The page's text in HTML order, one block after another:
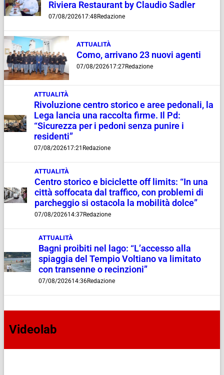
Riviera Restaurant by Claudio Sadler
07/08/202617:48Redazione
ATTUALITÀ
Como, arrivano 23 nuovi agenti
07/08/202617:27Redazione
ATTUALITÀ
Rivoluzione centro storico e aree pedonali, la
Lega lancia una raccolta firme. Il Pd:
“Sicurezza per i pedoni senza punire i
residenti”
07/08/202617:21 Redazione
ATTUALITÀ
Centro storico e biciclette off limits: “In una
città soffocata dal traffico, con problemi di
parcheggio si ostacola la mobilità dolce”
07/08/202614:37Redazione
ATTUALITÀ
Bagni proibiti nel lago: “L’accesso alla
spiaggia del Tempio Voltiano va limitato
con transenne o recinzioni”
07/08/202614:36Redazione
Videolab